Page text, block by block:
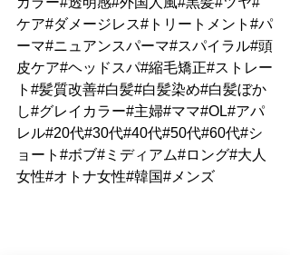
ケア#ダメージレス#トリートメント#パ
ーマ#ニュアンスパーマ#スパイラル#頭
皮ケア#ヘッドスパ#縮毛矯正#ストレー
ト#髪質改善#白髪#白髪染め#白髪ぼか
し#グレイカラー#主婦#ママ#OL#アパ
レル#20代#30代#40代#50代#60代#シ
ョート#ボブ#ミディアム#ロング#大人
女性#オトナ女性#韓国#メンズ